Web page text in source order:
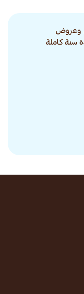
وعروض
سنة كاملة